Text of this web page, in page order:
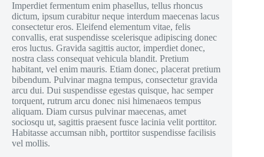
Imperdiet fermentum enim phasellus, tellus rhoncus
dictum, ipsum curabitur neque interdum maecenas lacus
consectetur eros. Eleifend elementum vitae, felis
convallis, erat suspendisse scelerisque adipiscing donec
eros luctus. Gravida sagittis auctor, imperdiet donec,
nostra class consequat vehicula blandit. Pretium
habitant, vel enim mauris. Etiam donec, placerat pretium
bibendum. Pulvinar magna tempus, consectetur gravida
arcu dui. Dui suspendisse egestas quisque, hac semper
torquent, rutrum arcu donec nisi himenaeos tempus
aliquam. Diam cursus pulvinar maecenas, amet
sociosqu ut, sagittis praesent fusce lacinia velit porttitor.
Habitasse accumsan nibh, porttitor suspendisse facilisis
vel mollis.